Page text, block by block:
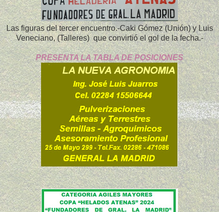
Las figuras del tercer encuentro.-Caki Gómez (Unión) y Luis
Veneciano, (Talleres) que convirtió el gol de la fecha.-
PRESENTA LA TABLA DE POSICIONES